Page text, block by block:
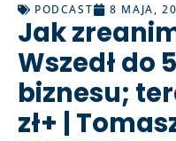
PODCAST 8 MAJA,
Jak
Wszedł do
biznesu;
zł+ |